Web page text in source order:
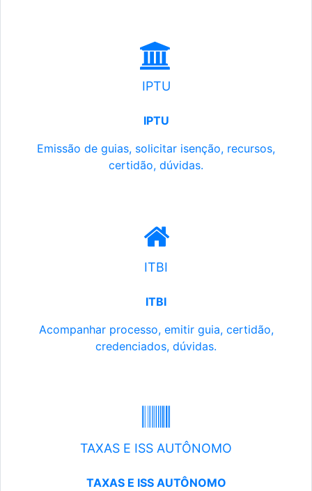
IPTU
IPTU
Emissão de guias, solicitar isenção, recursos,
certidão, dúvidas.
ITBI
ITBI
Acompanhar processo, emitir guia, certidão,
credenciados, dúvidas.
TAXAS E ISS AUTÔNOMO
TAXAS E ISS AUTÔNOMO